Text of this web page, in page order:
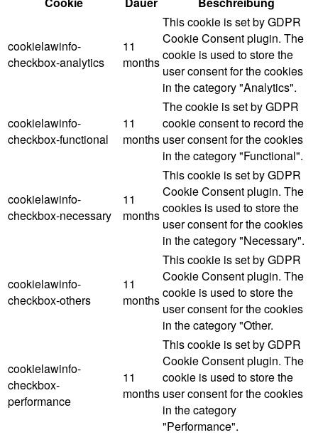
cookielawinfo-
checkbox-analytics
11
months
This cookie is set by GDPR
Cookie Consent plugin. The
cookie is used to store the
user consent for the cookies
in the category "Analytics".
cookielawinfo-
checkbox-functional
11
months
The cookie is set by GDPR
cookie consent to record the
user consent for the cookies
in the category "Functional".
cookielawinfo-
checkbox-necessary
11
months
This cookie is set by GDPR
Cookie Consent plugin. The
cookies is used to store the
user consent for the cookies
in the category "Necessary".
cookielawinfo-
checkbox-others
11
months
This cookie is set by GDPR
Cookie Consent plugin. The
cookie is used to store the
user consent for the cookies
in the category "Other.
cookielawinfo-
checkbox-
performance
11
months
This cookie is set by GDPR
Cookie Consent plugin. The
cookie is used to store the
user consent for the cookies
in the category
"Performance".